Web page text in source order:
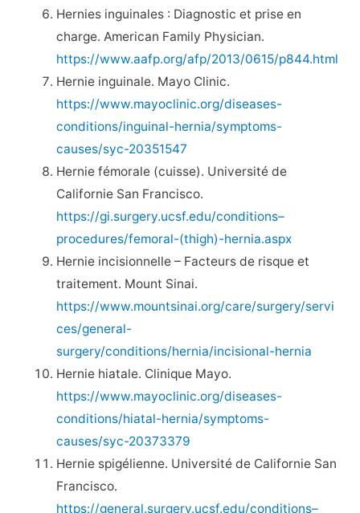
Hernies inguinales : Diagnostic et prise en
charge. American Family Physician.
https://www.aafp.org/afp/2013/0615/p844.html
Hernie inguinale. Mayo Clinic.
https://www.mayoclinic.org/diseases-
conditions/inguinal-hernia/symptoms-
causes/syc-20351547
Hernie fémorale (cuisse). Université de
Californie San Francisco.
https://gi.surgery.ucsf.edu/conditions–
procedures/femoral-(thigh)-hernia.aspx
Hernie incisionnelle – Facteurs de risque et
traitement. Mount Sinai.
https://www.mountsinai.org/care/surgery/servi
ces/general-
surgery/conditions/hernia/incisional-hernia
Hernie hiatale. Clinique Mayo.
https://www.mayoclinic.org/diseases-
conditions/hiatal-hernia/symptoms-
causes/syc-20373379
Hernie spigélienne. Université de Californie San
Francisco.
https://general.surgery.ucsf.edu/conditions–